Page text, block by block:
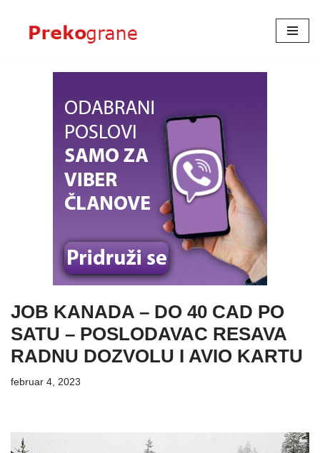
Skoči
JOB KANADA – DO 40 CAD PO
SATU – POSLODAVAC RESAVA
RADNU DOZVOLU I AVIO KARTU
februar 4, 2023